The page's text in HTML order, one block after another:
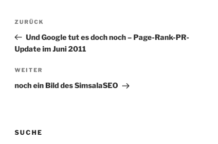
Beitragsnavigation
Vorheriger
Beitrag
ZURÜCK
Und Google tut es doch noch – Page-Rank-PR-
Update im Juni 2011
Nächster
Beitrag
WEITER
noch ein Bild des SimsalaSEO
SUCHE